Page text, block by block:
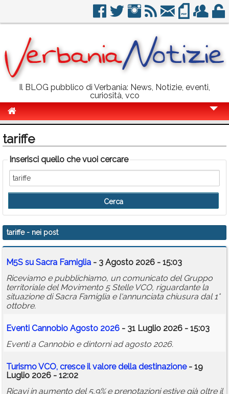
Il BLOG pubblico di Verbania: News, Notizie, eventi,
curiosità, vco
Politica
Sport
Eventi
Info Utili
Rubriche
Calendario
Annunci
tariffe
Inserisci quello che vuoi cercare
tariffe- nei post
M5S su Sacra Famiglia - 3 Agosto 2026 - 15:03
Riceviamo e pubblichiamo, un comunicato del Gruppo
territoriale del Movimento 5 Stelle VCO, riguardante la
situazione di Sacra Famiglia e l'annunciata chiusura dal 1°
ottobre.
Eventi Cannobio Agosto 2026 - 31 Luglio 2026 - 15:03
Eventi a Cannobio e dintorni ad agosto 2026.
Turismo VCO, cresce il valore della destinazione- 19
Luglio 2026 - 12:02
Ricavi in aumento del 5,9% e prenotazioni estive già oltre il